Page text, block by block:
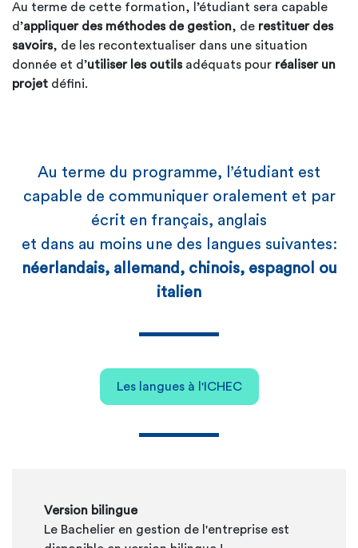
Au terme de cette formation, l’étudiant sera capable
d’appliquer des méthodes de gestion, de restituer des
savoirs, de les recontextualiser dans une situation
donnée et d’utiliser les outils adéquats pour réaliser un
projet défini.
Au terme du programme, l’étudiant est
capable de communiquer oralement et par
écrit en français, anglais
et dans au moins une des langues suivantes:
néerlandais, allemand, chinois, espagnol ou
italien
Les langues à l'ICHEC
Version bilingue
Le Bachelier en gestion de l'entreprise est